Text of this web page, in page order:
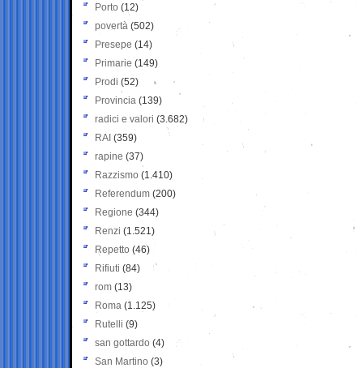
Porto (12)
povertà (502)
Presepe (14)
Primarie (149)
Prodi (52)
Provincia (139)
radici e valori (3.682)
RAI (359)
rapine (37)
Razzismo (1.410)
Referendum (200)
Regione (344)
Renzi (1.521)
Repetto (46)
Rifiuti (84)
rom (13)
Roma (1.125)
Rutelli (9)
san gottardo (4)
San Martino (3)